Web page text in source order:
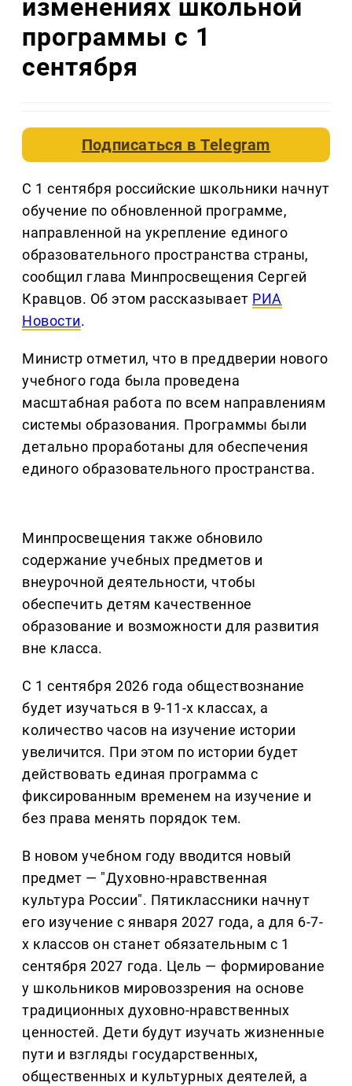
изменениях школьной
программы с 1
сентября
Подписаться вTelegram
С 1 сентября российские школьники начнут
обучение по обновленной программе,
направленной на укрепление единого
образовательного пространства страны,
сообщил глава Минпросвещения Сергей
Кравцов. Об этом рассказывает РИА
Новости.
Министр отметил, что в преддверии нового
учебного года была проведена
масштабная работа по всем направлениям
системы образования. Программы были
детально проработаны для обеспечения
единого образовательного пространства.
Минпросвещения также обновило
содержание учебных предметов и
внеурочной деятельности, чтобы
обеспечить детям качественное
образование и возможности для развития
вне класса.
С 1 сентября 2026 года обществознание
будет изучаться в 9-11-х классах, а
количество часов на изучение истории
увеличится. При этом по истории будет
действовать единая программа с
фиксированным временем на изучение и
без права менять порядок тем.
В новом учебном году вводится новый
предмет — "Духовно-нравственная
культура России". Пятиклассники начнут
его изучение с января 2027 года, а для 6-7-
х классов он станет обязательным с 1
сентября 2027 года. Цель — формирование
у школьников мировоззрения на основе
традиционных духовно-нравственных
ценностей. Дети будут изучать жизненные
пути и взгляды государственных,
общественных и культурных деятелей, а